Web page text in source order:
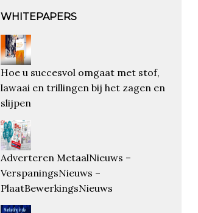
WHITEPAPERS
Hoe u succesvol omgaat met stof,
lawaai en trillingen bij het zagen en
slijpen
Adverteren MetaalNieuws –
VerspaningsNieuws –
PlaatBewerkingsNieuws